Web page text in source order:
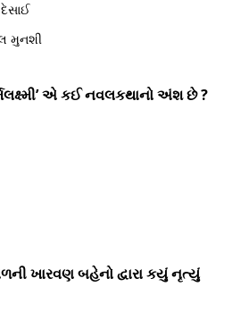
મુનશી
એ કઈ નવલકથાનો અંશ છે ?
ખારવણ બહેનો દ્વારા કયું નૃત્યું